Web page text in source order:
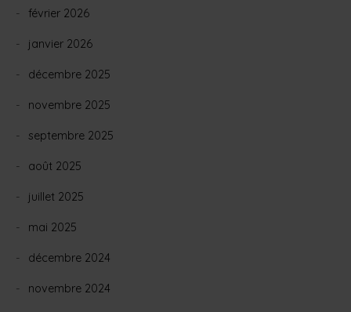
février 2026
janvier 2026
décembre 2025
novembre 2025
septembre 2025
août 2025
juillet 2025
mai 2025
décembre 2024
novembre 2024